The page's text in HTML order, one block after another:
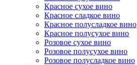
Красное сухое вино
Красное сладкое вино
Красное полусладкое вино
Красное полусухое вино
Розовое сухое вино
Розовое полусухое вино
Розовое полусладкое вино